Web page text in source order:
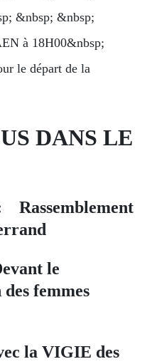
&nbsp; &nbsp;
à 18H00&nbsp;
le départ de la
DANS LE
Rassemblement
le
femmes
des